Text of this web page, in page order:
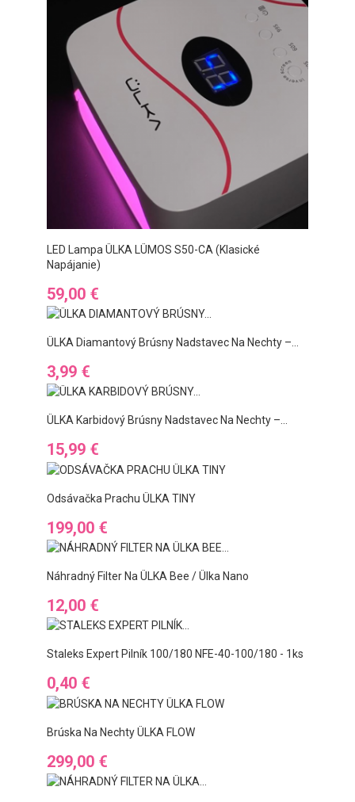
LED Lampa ÜLKA LÜMOS S50-CA (klasické
Napájanie)
Preis
59,00 €
ÜLKA Diamantový Brúsny Nadstavec Na Nechty –...
Preis
3,99 €
ÜLKA Karbidový Brúsny Nadstavec Na Nechty –...
Preis
15,99 €
Odsávačka Prachu ÜLKA TINY
Preis
199,00 €
Náhradný Filter Na ÜLKA Bee / Ülka Nano
Preis
12,00 €
Staleks Expert Pilník 100/180 NFE-40-100/180 - 1ks
Preis
0,40 €
Brúska Na Nechty ÜLKA FLOW
Preis
299,00 €